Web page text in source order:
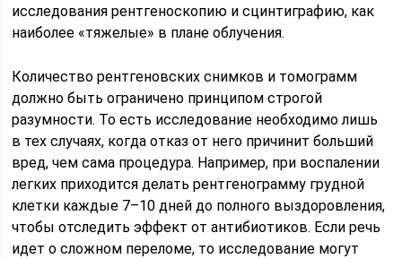
исследования рентгеноскопию и сцинтиграфию, как
наиболее «тяжелые» в плане облучения.
Количество рентгеновских снимков и томограмм
должно быть ограничено принципом строгой
разумности. То есть исследование необходимо лишь
в тех случаях, когда отказ от него причинит больший
вред, чем сама процедура. Например, при воспалении
легких приходится делать рентгенограмму грудной
клетки каждые 7–10 дней до полного выздоровления,
чтобы отследить эффект от антибиотиков. Если речь
идет о сложном переломе, то исследование могут